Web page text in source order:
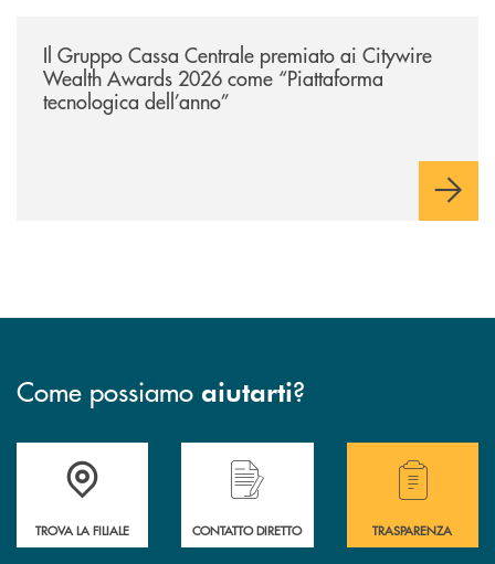
Il Gruppo Cassa Centrale premiato ai Citywire
Wealth Awards 2026 come “Piattaforma
tecnologica dell’anno”
Come possiamo aiutarti?
Accedi all' elenco completo delle filiali della BCC San Giovanni
TROVA LA FILIALE
Hai bisogno di assistenza immediata?
CONTATTO DIRETTO
Hai bisogno di
TRASPARENZA